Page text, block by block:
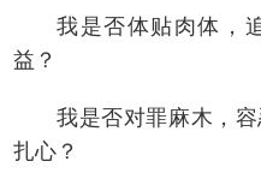
我是否体贴肉体，
益？
我是否对罪麻木，
扎心？